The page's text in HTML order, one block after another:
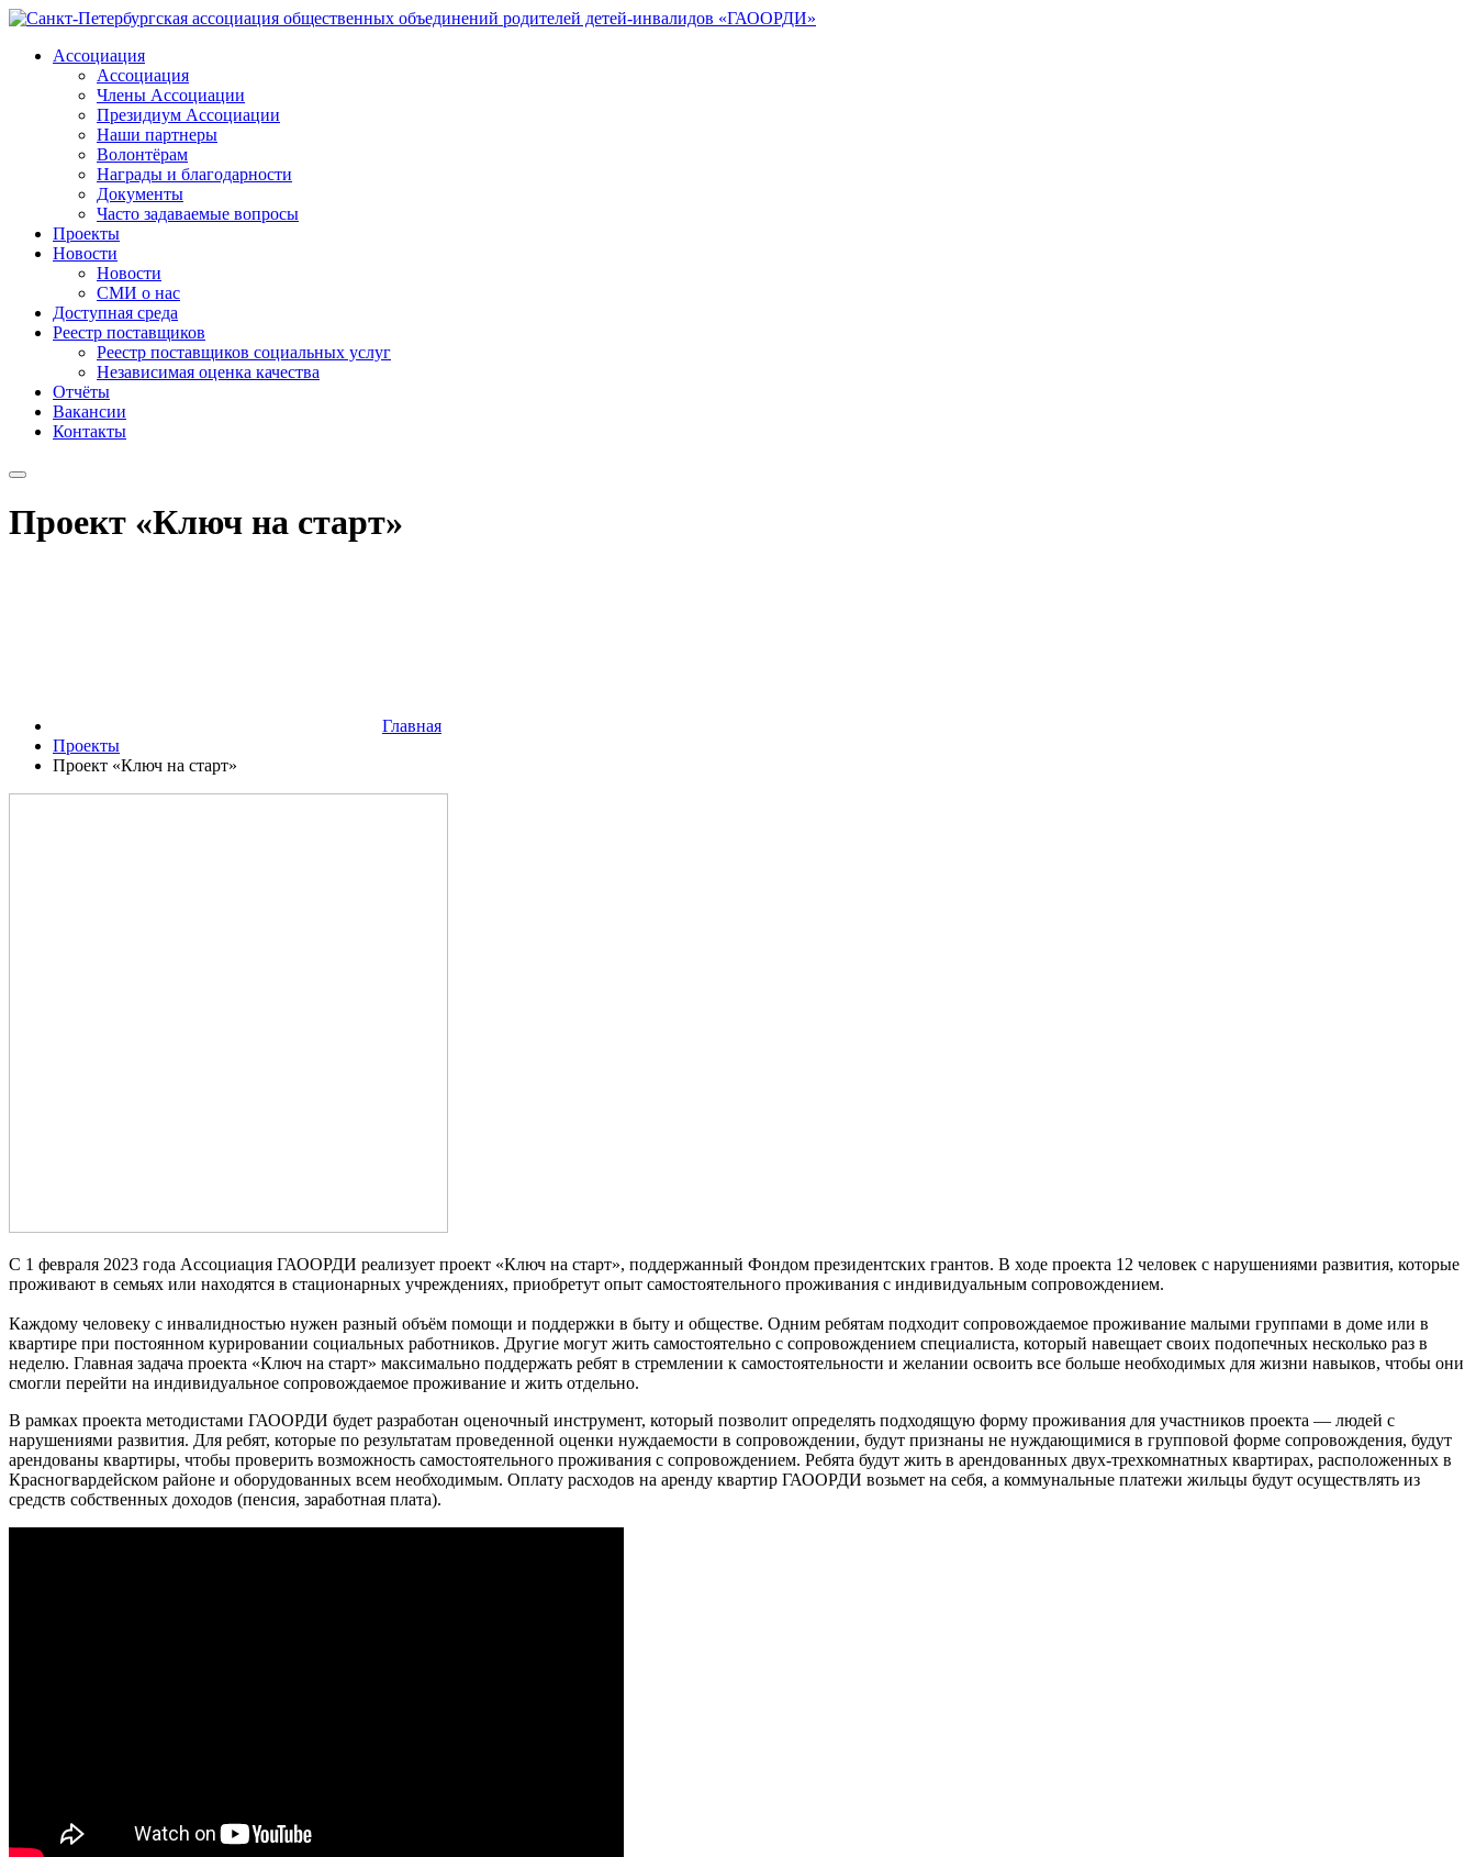
Ассоциация
Ассоциация
Члены Ассоциации
Президиум Ассоциации
Наши партнеры
Волонтёрам
Награды и благодарности
Документы
Часто задаваемые вопросы
Проекты
Новости
Новости
СМИ о нас
Доступная среда
Реестр поставщиков
Реестр поставщиков социальных услуг
Независимая оценка качества
Отчёты
Вакансии
Контакты
Проект «Ключ на старт»
Главная
Проекты
Проект «Ключ на старт»
С 1 февраля 2023 года Ассоциация ГАООРДИ реализует проект «Ключ на старт», поддержанный Фондом президентских грантов. В ходе проекта 12 человек с нарушениями развития, которые
проживают в семьях или находятся в стационарных учреждениях, приобретут опыт самостоятельного проживания с индивидуальным сопровождением.
Каждому человеку с инвалидностью нужен разный объём помощи и поддержки в быту и обществе. Одним ребятам подходит сопровождаемое проживание малыми группами в доме или в
квартире при постоянном курировании социальных работников. Другие могут жить самостоятельно с сопровождением специалиста, который навещает своих подопечных несколько раз в
неделю. Главная задача проекта «Ключ на старт» максимально поддержать ребят в стремлении к самостоятельности и желании освоить все больше необходимых для жизни навыков, чтобы они
смогли перейти на индивидуальное сопровождаемое проживание и жить отдельно.
В рамках проекта методистами ГАООРДИ будет разработан оценочный инструмент, который позволит определять подходящую форму проживания для участников проекта — людей с
нарушениями развития. Для ребят, которые по результатам проведенной оценки нуждаемости в сопровождении, будут признаны не нуждающимися в групповой форме сопровождения, будут
арендованы квартиры, чтобы проверить возможность самостоятельного проживания с сопровождением. Ребята будут жить в арендованных двух-трехкомнатных квартирах, расположенных в
Красногвардейском районе и оборудованных всем необходимым. Оплату расходов на аренду квартир ГАООРДИ возьмет на себя, а коммунальные платежи жильцы будут осуществлять из
средств собственных доходов (пенсия, заработная плата).